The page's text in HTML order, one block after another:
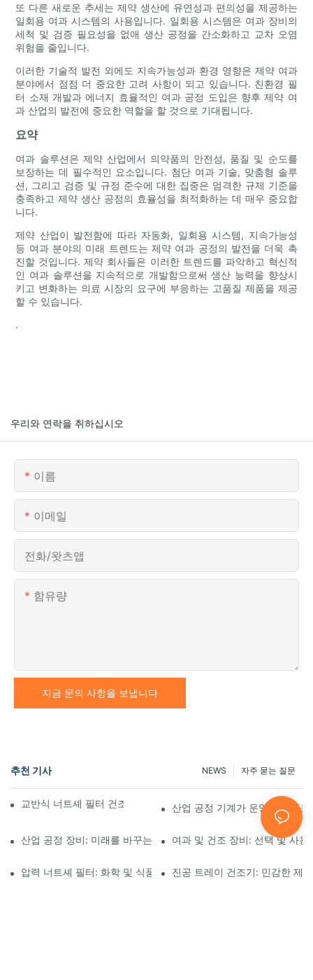
또 다른 새로운 추세는 제약 생산에 유연성과 편의성을 제공하는
일회용 여과 시스템의 사용입니다. 일회용 시스템은 여과 장비의
세척 및 검증 필요성을 없애 생산 공정을 간소화하고 교차 오염
위험을 줄입니다.
이러한 기술적 발전 외에도 지속가능성과 환경 영향은 제약 여과
분야에서 점점 더 중요한 고려 사항이 되고 있습니다. 친환경 필
터 소재 개발과 에너지 효율적인 여과 공정 도입은 향후 제약 여
과 산업의 발전에 중요한 역할을 할 것으로 기대됩니다.
요약
여과 솔루션은 제약 산업에서 의약품의 안전성, 품질 및 순도를
보장하는 데 필수적인 요소입니다. 첨단 여과 기술, 맞춤형 솔루
션, 그리고 검증 및 규정 준수에 대한 집중은 엄격한 규제 기준을
충족하고 제약 생산 공정의 효율성을 최적화하는 데 매우 중요합
니다.
제약 산업이 발전함에 따라 자동화, 일회용 시스템, 지속가능성
등 여과 분야의 미래 트렌드는 제약 여과 공정의 발전을 더욱 촉
진할 것입니다. 제약 회사들은 이러한 트렌드를 파악하고 혁신적
인 여과 솔루션을 지속적으로 개발함으로써 생산 능력을 향상시
키고 변화하는 의료 시장의 요구에 부응하는 고품질 제품을 제공
할 수 있습니다.
.
우리와 연락을 취하십시오
이름
이메일
전화/왓츠앱
함유량
지금 문의 사항을 보냅니다
추천 기사 자주 묻는 질문
NEWS
교반식 너트셰 필터 건조기와 기타 건조 방법 비교산업 공정 기계가 운영 효율성
산업 공정 장비: 미래를 바꾸는 혁신여과 및 건조 장비: 선택 및 사용
압력 너트셰 필터: 화학 및 식품 산업 분야에서의 응용
진공 트레이 건조기: 민감한 제